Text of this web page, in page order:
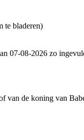
te bladeren)
07-08-2026 zo
van de koning van